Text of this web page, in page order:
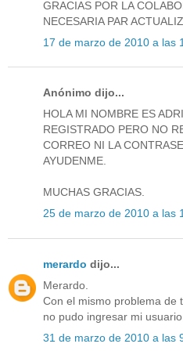
GRACIAS POR LA
NECESARIA PAR
17 de marzo de 2010 a las
Anónimo dijo...
HOLA MI NOMBRE ES
REGISTRADO PERO NO
CORREO NI LA
AYUDENME.
MUCHAS GRACIAS.
25 de marzo de 2010 a las
merardo dijo...
Merardo.
Con el mismo problema de
no pudo ingresar mi
31 de marzo de 2010 a las